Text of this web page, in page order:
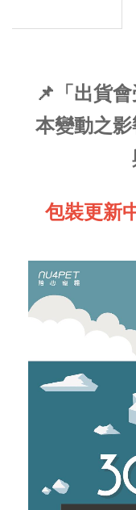
📌「出貨
本變動之
包裝更新